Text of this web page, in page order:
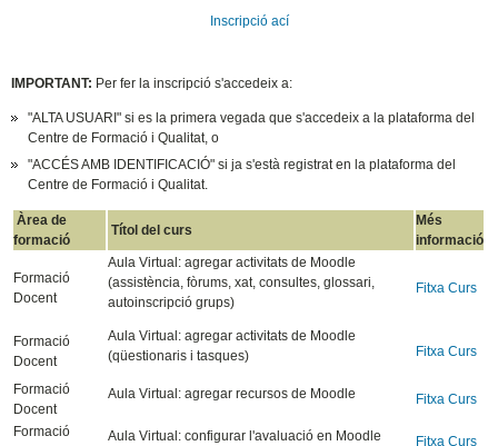
Inscripció ací
IMPORTANT: Per fer la inscripció s'accedeix a:
"ALTA USUARI" si es la primera vegada que s'accedeix a la plataforma del
Centre de Formació i Qualitat, o
"ACCÉS AMB IDENTIFICACIÓ" si ja s'està registrat en la plataforma del
Centre de Formació i Qualitat.
Àrea de
formació
Títol del curs
Més
informació
Formació
Docent
Aula Virtual: agregar activitats de Moodle
(assistència, fòrums, xat, consultes, glossari,
autoinscripció grups)
Fitxa Curs
Formació
Docent
Aula Virtual: agregar activitats de Moodle
(qüestionaris i tasques)
Fitxa Curs
Formació
Docent
Aula Virtual: agregar recursos de Moodle Fitxa Curs
Formació
Aula Virtual: configurar l'avaluació en Moodle Fitxa Curs